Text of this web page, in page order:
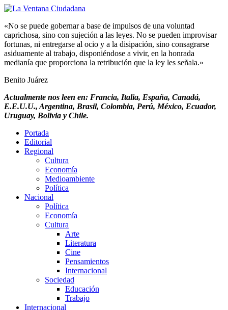
«No se puede gobernar a base de impulsos de una voluntad
caprichosa, sino con sujeción a las leyes. No se pueden improvisar
fortunas, ni entregarse al ocio y a la disipación, sino consagrarse
asiduamente al trabajo, disponiéndose a vivir, en la honrada
medianía que proporciona la retribución que la ley les señala.»
Benito Juárez
Actualmente nos leen en: Francia, Italia, España, Canadá,
E.E.U.U., Argentina, Brasil, Colombia, Perú, México, Ecuador,
Uruguay, Bolivia y Chile.
Portada
Editorial
Regional
Cultura
Economía
Medioambiente
Política
Nacional
Política
Economía
Cultura
Arte
Literatura
Cine
Pensamientos
Internacional
Sociedad
Educación
Trabajo
Internacional